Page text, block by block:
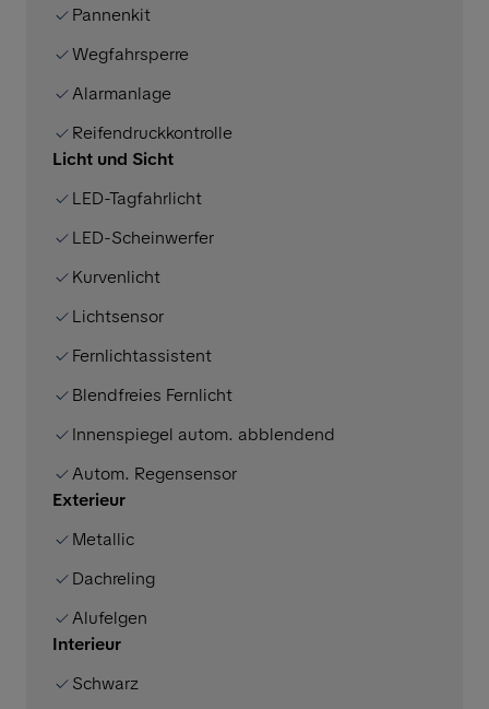
Pannenkit
Wegfahrsperre
Alarmanlage
Reifendruckkontrolle
Licht und Sicht
LED-Tagfahrlicht
LED-Scheinwerfer
Kurvenlicht
Lichtsensor
Fernlichtassistent
Blendfreies Fernlicht
Innenspiegel autom. abblendend
Autom. Regensensor
Exterieur
Metallic
Dachreling
Alufelgen
Interieur
Schwarz